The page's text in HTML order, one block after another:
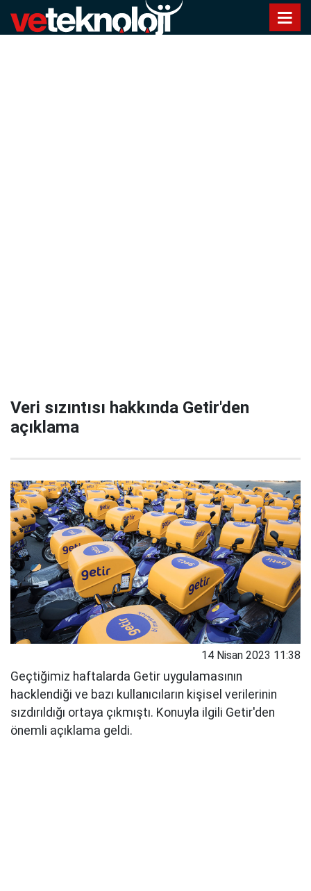
Veri sızıntısı hakkında Getir'den
açıklama
14 Nisan 2023 11:38
Geçtiğimiz haftalarda Getir uygulamasının
hacklendiği ve bazı kullanıcıların kişisel verilerinin
sızdırıldığı ortaya çıkmıştı. Konuyla ilgili Getir'den
önemli açıklama geldi.